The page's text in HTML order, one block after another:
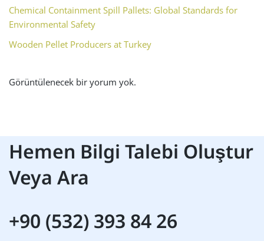
Chemical Containment Spill Pallets: Global Standards for
Environmental Safety
Wooden Pellet Producers at Turkey
Görüntülenecek bir yorum yok.
Hemen Bilgi Talebi Oluştur
Veya Ara
+90 (532) 393 84 26